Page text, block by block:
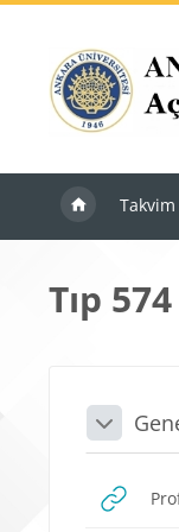
Takvim
Tıp
Daralt